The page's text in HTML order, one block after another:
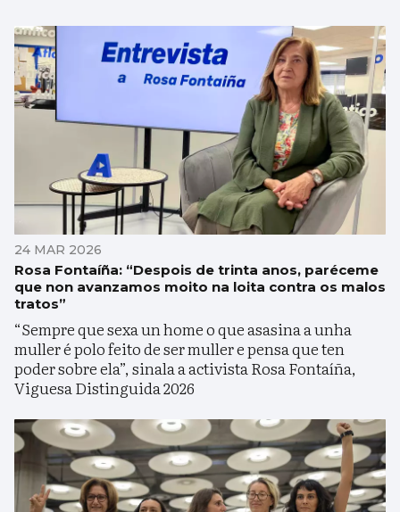
24 MAR 2026
Rosa Fontaíña: “Despois de trinta anos, paréceme
que non avanzamos moito na loita contra os malos
tratos”
“Sempre que sexa un home o que asasina a unha
muller é polo feito de ser muller e pensa que ten
poder sobre ela”, sinala a activista Rosa Fontaíña,
Viguesa Distinguida 2026